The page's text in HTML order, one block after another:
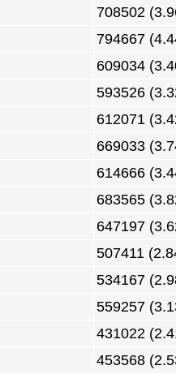
708502
794667
609034
593526
612071
669033
614666
683565
647197
507411
534167
559257
431022
453568